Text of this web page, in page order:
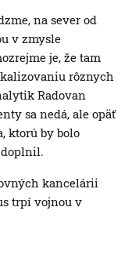
na sever od
v zmysle
je, že tam
rôznych
Radovan
sa nedá, ale opäť
ktorú by bolo
kancelárii
trpí vojnou v